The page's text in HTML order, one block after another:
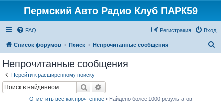
Пермский Авто Радио Клуб ПАРК59
FAQ Вход
Регистрация
Список форумов Поиск Непрочитанные сообщения
Непрочитанные сообщения
Перейти к расширенному поиску
Поиск
Отметить всё как прочтённое• Найдено более 1000 результатов